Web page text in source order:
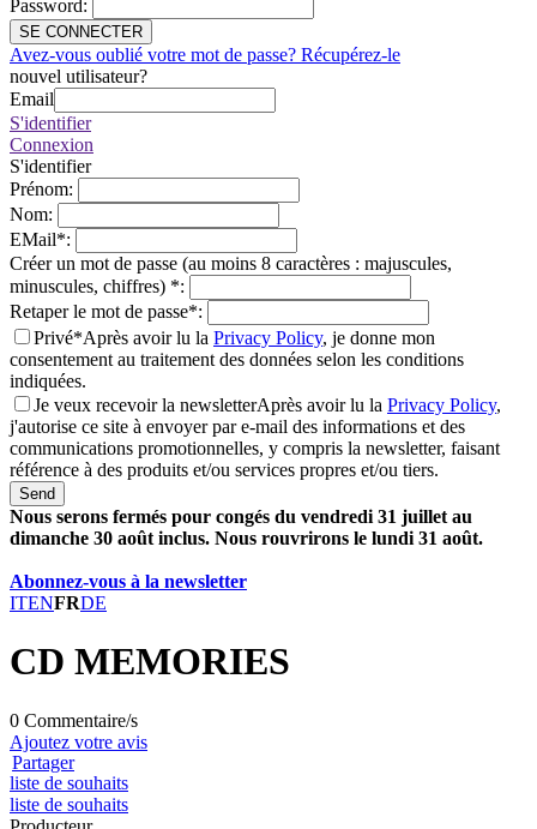
Password:
SE CONNECTER
Avez-vous oublié votre mot de passe? Récupérez-le
nouvel utilisateur?
Email
S'identifier
Connexion
S'identifier
Prénom:
Nom:
EMail*:
Créer un mot de passe (au moins 8 caractères : majuscules,
minuscules, chiffres) *:
Retaper le mot de passe*:
Privé*Après avoir lu la Privacy Policy, je donne mon
consentement au traitement des données selon les conditions
indiquées.
Je veux recevoir la newsletterAprès avoir lu la Privacy Policy,
j'autorise ce site à envoyer par e-mail des informations et des
communications promotionnelles, y compris la newsletter, faisant
référence à des produits et/ou services propres et/ou tiers.
Send
Nous serons fermés pour congés du vendredi 31 juillet au
dimanche 30 août inclus. Nous rouvrirons le lundi 31 août.
Abonnez-vous à la newsletter
ITENFRDE
CD MEMORIES
0 Commentaire/s
Ajoutez votre avis
Partager
liste de souhaits
liste de souhaits